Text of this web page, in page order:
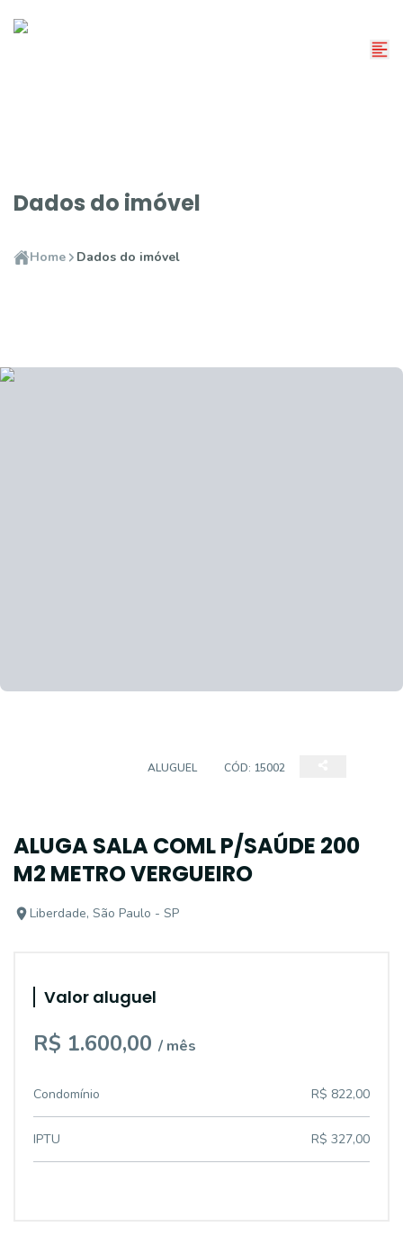
Dados do imóvel
Home Dados do imóvel
ALUGUEL CÓD: 15002
ALUGA SALA COML P/SAÚDE 200
M2 METRO VERGUEIRO
Liberdade, São Paulo - SP
Valor aluguel
R$ 1.600,00 / mês
Condomínio R$ 822,00
IPTU R$ 327,00